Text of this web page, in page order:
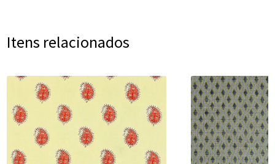
Itens relacionados